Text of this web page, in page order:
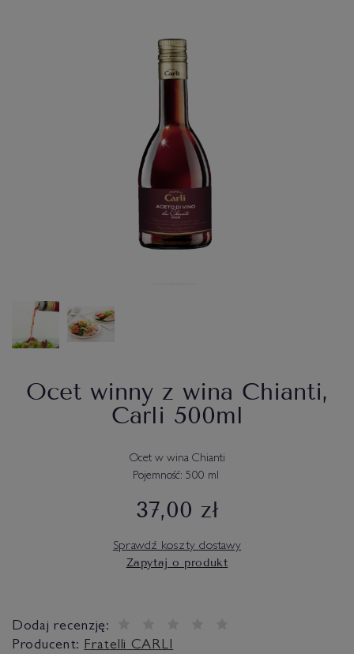
Ocet winny z wina Chianti,
Carli 500ml
Ocet w wina Chianti
Pojemność: 500 ml
37,00 zł
Sprawdź koszty dostawy
Zapytaj o produkt
Dodaj recenzję:
Producent: Fratelli CARLI